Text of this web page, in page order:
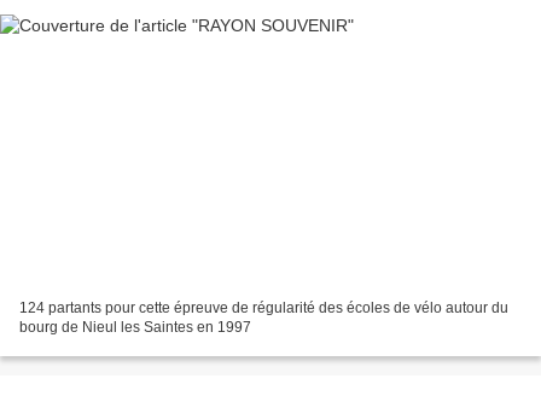
124 partants pour cette épreuve de régularité des écoles de vélo autour du
bourg de Nieul les Saintes en 1997